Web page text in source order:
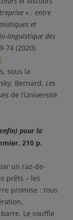
» : entre
et
linguistique des
74 (2020).
sous la
Bernard, Les
de l’Université
pour la
210 p.
un raz-de-
prêts – les
promise : tous
Le souffle